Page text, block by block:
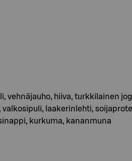
vehnäjauho, hiiva, turkkilainen
laakerinlehti,
kurkuma, kananmuna